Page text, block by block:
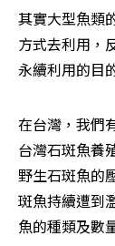
其實大型魚類
方式去利用，
永續利用的目
在台灣，我們
台灣石斑魚養
野生石斑魚的
斑魚持續遭到
魚的種類及數